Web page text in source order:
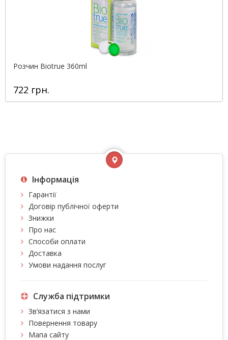
Розчин Biotrue 360ml
722 грн.
Інформація
Гарантії
Договір публічної оферти
Знижки
Про нас
Способи оплати
Доставка
Умови надання послуг
Служба підтримки
Зв’язатися з нами
Повернення товару
Мапа сайту